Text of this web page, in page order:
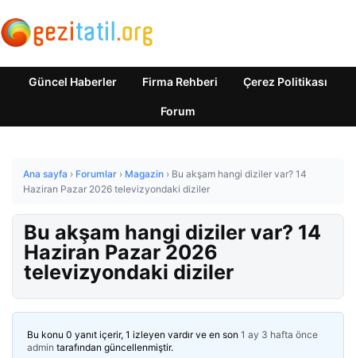
Güncel Haberler Firma Rehberi Çerez Politikası
Forum
Ana sayfa › Forumlar › Magazin › Bu akşam hangi diziler var? 14
Haziran Pazar 2026 televizyondaki diziler
Bu akşam hangi diziler var? 14
Haziran Pazar 2026
televizyondaki diziler
Bu konu 0 yanıt içerir, 1 izleyen vardır ve en son 1 ay 3 hafta önce
admin tarafından güncellenmiştir.